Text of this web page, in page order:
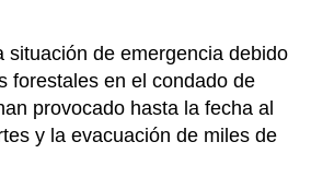
situación de emergencia debido
forestales en el condado de
provocado hasta la fecha al
y la evacuación de miles de